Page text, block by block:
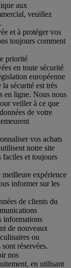
aux
veuillez
.
et à protéger vos
toujours comment
priorité
en toute sécurité
européenne
sécurité est très
en ligne. Nous nous
veiller à ce que
de votre
vos achats
notre site
faciles et toujours
expérience
informer sur les
de clients du
informations
de nouveaux
ou
réservées.
nos
en utilisant